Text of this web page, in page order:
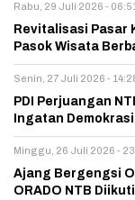
Rabu, 29 Juli 2026 -
Revitalisasi Pasar
Pasok Wisata
Senin, 27 Juli 2026 -
PDI Perjuangan
Ingatan Demokrasi
Minggu, 26 Juli 2026 -
Ajang Bergengsi
ORADO NTB